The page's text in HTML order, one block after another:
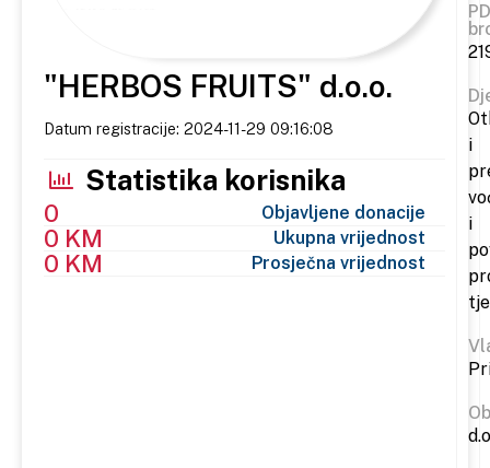
"HERBOS FRUITS" d.o.o.
Datum registracije: 2024-11-29 09:16:08
Statistika korisnika
0 Objavljene donacije
0 KM Ukupna vrijednost
0 KM Prosječna vrijednost
i
i